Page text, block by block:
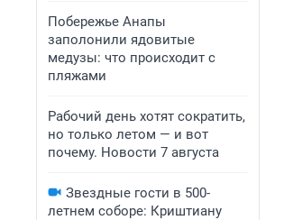
Побережье Анапы
заполонили ядовитые
медузы: что происходит с
пляжами
Рабочий день хотят сократить,
но только летом — и вот
почему. Новости 7 августа
Звездные гости в 500-
летнем соборе: Криштиану